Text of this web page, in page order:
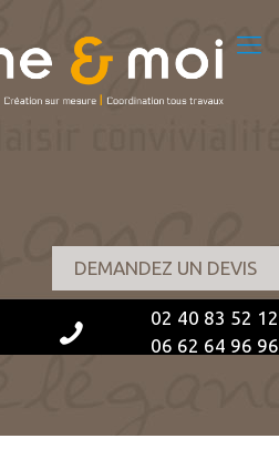
DEMANDEZ UN DEVIS
02 40 83 52 12
06 62 64 96 96